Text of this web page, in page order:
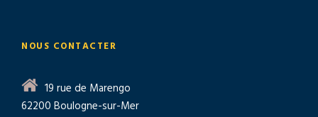
NOUS CONTACTER
19 rue de Marengo
62200 Boulogne-sur-Mer